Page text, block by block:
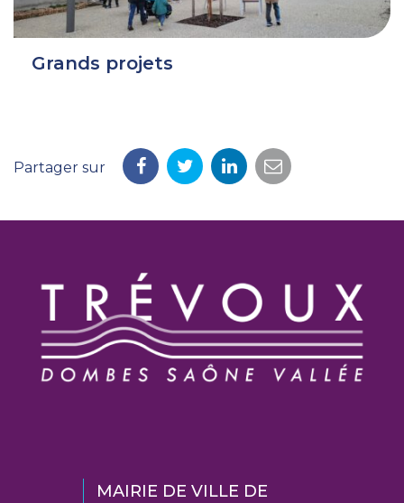
Grands projets
Partager sur
PartagerPartagerPartagerPartager
MAIRIE DE VILLE DE